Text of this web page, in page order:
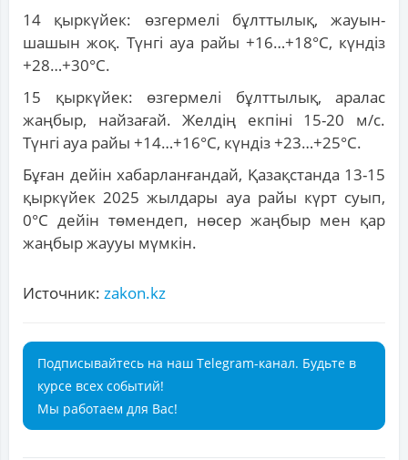
14 қыркүйек: өзгермелі бұлттылық, жауын-
шашын жоқ. Түнгі ауа райы +16…+18°С, күндіз
+28…+30°С.
15 қыркүйек: өзгермелі бұлттылық, аралас
жаңбыр, найзағай. Желдің екпіні 15-20 м/с.
Түнгі ауа райы +14…+16°С, күндіз +23…+25°С.
Бұған дейін хабарланғандай, Қазақстанда 13-15
қыркүйек 2025 жылдары ауа райы күрт суып,
0°С дейін төмендеп, нөсер жаңбыр мен қар
жаңбыр жаууы мүмкін.
Источник: zakon.kz
Подписывайтесь на наш Telegram-канал. Будьте в
курсе всех событий!
Мы работаем для Вас!